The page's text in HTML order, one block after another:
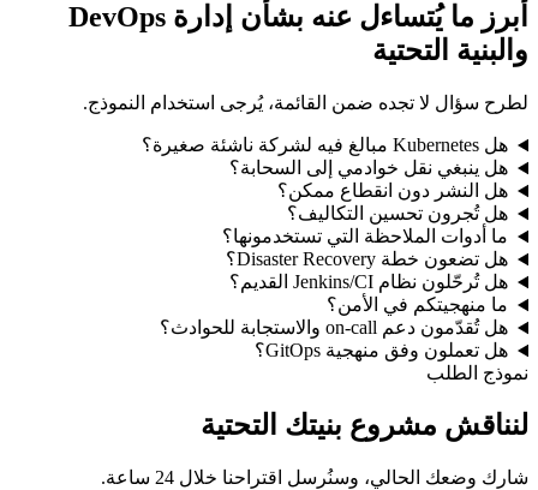
أبرز ما يُتساءل عنه بشأن إدارة DevOps
والبنية التحتية
لطرح سؤال لا تجده ضمن القائمة، يُرجى استخدام النموذج.
هل Kubernetes مبالغ فيه لشركة ناشئة صغيرة؟
هل ينبغي نقل خوادمي إلى السحابة؟
هل النشر دون انقطاع ممكن؟
هل تُجرون تحسين التكاليف؟
ما أدوات الملاحظة التي تستخدمونها؟
هل تضعون خطة Disaster Recovery؟
هل تُرحّلون نظام Jenkins/CI القديم؟
ما منهجيتكم في الأمن؟
هل تُقدّمون دعم on-call والاستجابة للحوادث؟
هل تعملون وفق منهجية GitOps؟
نموذج الطلب
لنناقش مشروع بنيتك التحتية
شارك وضعك الحالي، وسنُرسل اقتراحنا خلال 24 ساعة.